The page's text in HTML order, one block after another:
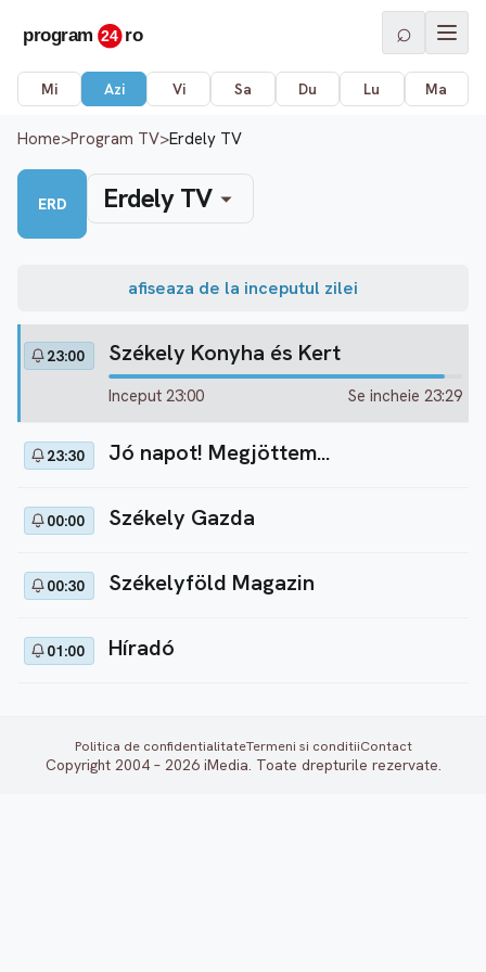
⌕
Mi Azi Vi Sa Du Lu Ma
Home>Program TV>Erdely TV
ERD Erdely TV
afiseaza de la inceputul zilei
23:00 Székely Konyha és Kert
Inceput 23:00 Se incheie 23:29
23:30 Jó napot! Megjöttem...
00:00 Székely Gazda
00:30 Székelyföld Magazin
01:00 Híradó
Politica de confidentialitateTermeni si conditiiContact
Copyright 2004 – 2026 iMedia. Toate drepturile rezervate.